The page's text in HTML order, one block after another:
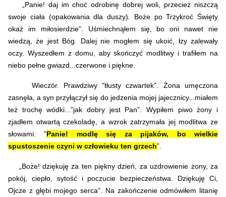
„Panie! daj im choć odrobinę dobrej woli, przecież niszczą
swoje ciała (opakowania dla duszy). Boże po Trzykroć Święty
okaż im miłosierdzie”. Uśmiechnąłem się, bo oni nawet nie
wiedzą, że jest Bóg.
Dalej nie mogłem się ukoić, łzy zalewały
oczy. Wyszedłem z domu, aby skończyć modlitwy i trafiłem na
niebo pełne gwiazd...czerwone i piękne.
Wieczór. Prawdziwy "tłusty czwartek". Żona umęczona
zasnęła, a syn przyłączył się do jedzenia mojej jajecznicy...miałem
też trochę wódki...”jak dobry jest Pan”. Wypiłem piwo żony i
zjadłem otwartą czekoladę, a wzrok zatrzymała jej modlitwa ze
słowami: ”Panie! modlę się za pijaków, bo wielkie
spustoszenie czyni w człowieku ten grzech”.
„Boże! dziękuję za ten piękny dzień, za uzdrowienie żony, za
pokój, ciepło, sytość i poczucie bezpieczeństwa. Dziękuję Ci,
Ojcze z głębi mojego serca”.
Na zakończenie odmówiłem litanię